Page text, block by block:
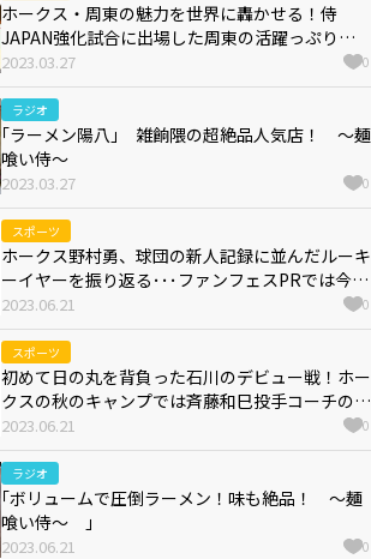
ホークス・周東の魅力を世界に轟かせる！侍
JAPAN強化試合に出場した周東の活躍っぷりに
注目
2023.03.27 0
ラジオ
｢ラーメン陽八｣ 雑餉隈の超絶品人気店！ ～麺
喰い侍～
2023.03.27 0
スポーツ
ホークス野村勇、球団の新人記録に並んだルーキ
ーイヤーを振り返る･･･ファンフェスPRでは今
宮・周東・板東らとともに学ラン姿に！！
2023.06.21 0
スポーツ
初めて日の丸を背負った石川のデビュー戦！ホー
クスの秋のキャンプでは斉藤和巳投手コーチの好
感度が下がる？？
2023.06.21 0
ラジオ
｢ボリュームで圧倒ラーメン！味も絶品！ ～麺
喰い侍～ ｣
2023.06.21 0